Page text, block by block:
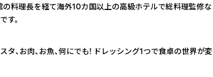
の料理長を経て海外10カ国以上の高級ホテルで総料理監修な
す。
タ、お肉、お魚、何にでも! ドレッシング1つで食卓の世界が変